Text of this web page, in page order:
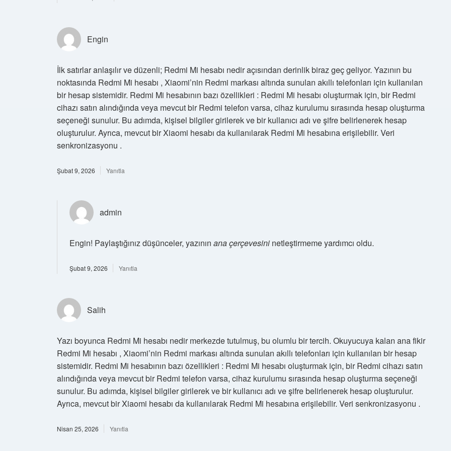
Engin
İlk satırlar anlaşılır ve düzenli; Redmi Mi hesabı nedir açısından derinlik biraz geç geliyor. Yazının bu
noktasında Redmi Mi hesabı , Xiaomi’nin Redmi markası altında sunulan akıllı telefonları için kullanılan
bir hesap sistemidir. Redmi Mi hesabının bazı özellikleri : Redmi Mi hesabı oluşturmak için, bir Redmi
cihazı satın alındığında veya mevcut bir Redmi telefon varsa, cihaz kurulumu sırasında hesap oluşturma
seçeneği sunulur. Bu adımda, kişisel bilgiler girilerek ve bir kullanıcı adı ve şifre belirlenerek hesap
oluşturulur. Ayrıca, mevcut bir Xiaomi hesabı da kullanılarak Redmi Mi hesabına erişilebilir. Veri
senkronizasyonu .
Şubat 9, 2026 Yanıtla
admin
Engin! Paylaştığınız düşünceler, yazının ana çerçevesini netleştirmeme yardımcı oldu.
Şubat 9, 2026 Yanıtla
Salih
Yazı boyunca Redmi Mi hesabı nedir merkezde tutulmuş, bu olumlu bir tercih. Okuyucuya kalan ana fikir
Redmi Mi hesabı , Xiaomi’nin Redmi markası altında sunulan akıllı telefonları için kullanılan bir hesap
sistemidir. Redmi Mi hesabının bazı özellikleri : Redmi Mi hesabı oluşturmak için, bir Redmi cihazı satın
alındığında veya mevcut bir Redmi telefon varsa, cihaz kurulumu sırasında hesap oluşturma seçeneği
sunulur. Bu adımda, kişisel bilgiler girilerek ve bir kullanıcı adı ve şifre belirlenerek hesap oluşturulur.
Ayrıca, mevcut bir Xiaomi hesabı da kullanılarak Redmi Mi hesabına erişilebilir. Veri senkronizasyonu .
Nisan 25, 2026 Yanıtla